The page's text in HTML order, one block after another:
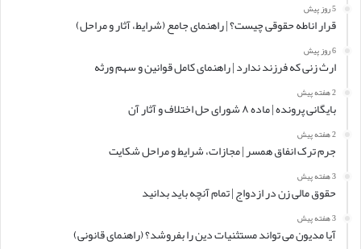
5 روز پیش
قرار اناطه حقوقی چیست؟ | راهنمای جامع (شرایط، آثار و مراحل)
6 روز پیش
ارث زنی که فرزند ندارد | راهنمای کامل قوانین و سهم ورثه
2 هفته پیش
بایگانی پرونده | ماده ۸ شورای حل اختلاف و آثار آن
2 هفته پیش
جرم ترک انفاق همسر | مجازات، شرایط و مراحل شکایت
3 هفته پیش
حقوق مالی زن در ازدواج | تمام آنچه باید بدانید
3 هفته پیش
آیا مدیون می تواند مستثنیات دین را بفروشد؟ (راهنمای قانونی)